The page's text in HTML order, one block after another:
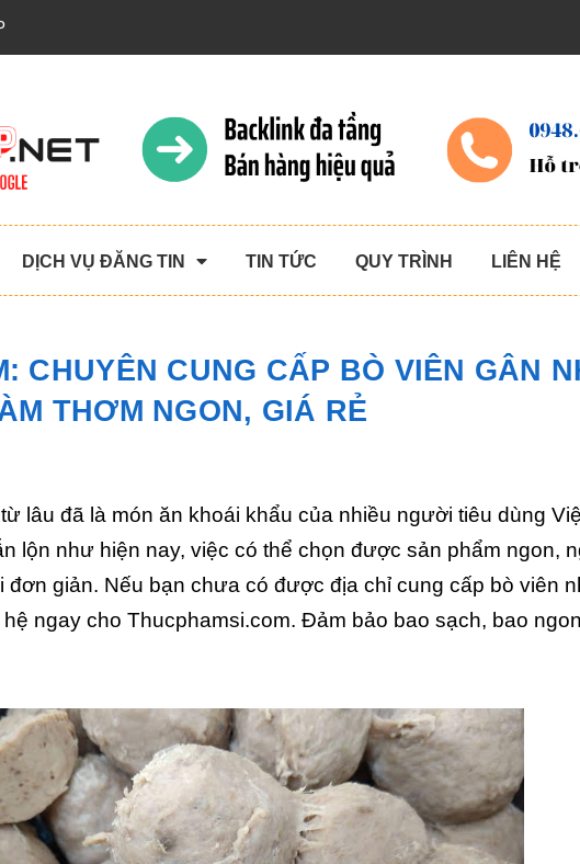
DỊCH VỤ ĐĂNG TIN TIN TỨC QUY TRÌNH LIÊN HỆ
CHUYÊN CUNG CẤP BÒ VIÊN GÂN
THƠM NGON, GIÁ RẺ
lâu đã là món ăn khoái khẩu của nhiều người tiêu dùng
lộn như hiện nay, việc có thể chọn được sản phẩm ngon,
đơn giản. Nếu bạn chưa có được địa chỉ cung cấp bò viên
ngay cho Thucphamsi.com. Đảm bảo bao sạch, bao